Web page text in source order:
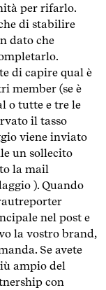
per rifarlo.
di stabilire
dato che
di capire qual è
member (se è
o tutte e tre le
il tasso
viene inviato
un sollecito
la mail
). Quando
nel post e
la vostro brand,
Se avete
ampio del
con